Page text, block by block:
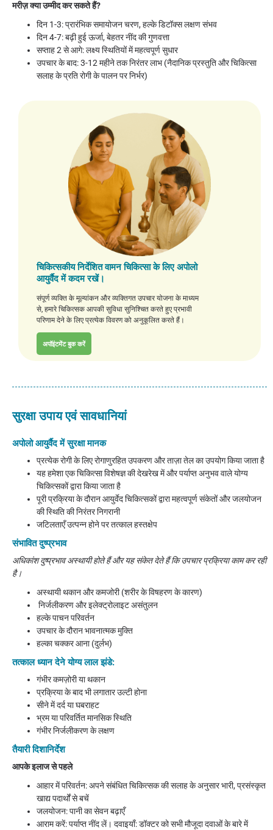
मरीज़ क्या उम्मीद कर सकते हैं?
दिन 1-3: प्रारंभिक समायोजन चरण, हल्के डिटॉक्स लक्षण संभव
दिन 4-7: बढ़ी हुई ऊर्जा, बेहतर नींद की गुणवत्ता
सप्ताह 2 से आगे: लक्ष्य स्थितियों में महत्वपूर्ण सुधार
उपचार के बाद: 3-12 महीने तक निरंतर लाभ (नैदानिक ​​प्रस्तुति और चिकित्सा
सलाह के प्रति रोगी के पालन पर निर्भर)
चिकित्सकीय निर्देशित वामन चिकित्सा के लिए अपोलो
आयुर्वैद में कदम रखें।
संपूर्ण व्यक्ति के मूल्यांकन और व्यक्तिगत उपचार योजना के माध्यम
से, हमारे चिकित्सक आपकी सुविधा सुनिश्चित करते हुए प्रभावी
परिणाम देने के लिए प्रत्येक विवरण को अनुकूलित करते हैं।
अपॉइंटमेंट बुक करें
सुरक्षा उपाय एवं सावधानियां
अपोलो आयुर्वैद में सुरक्षा मानक
प्रत्येक रोगी के लिए रोगाणुरहित उपकरण और ताज़ा तेल का उपयोग किया जाता है
यह हमेशा एक चिकित्सा विशेषज्ञ की देखरेख में और पर्याप्त अनुभव वाले योग्य
चिकित्सकों द्वारा किया जाता है
पूरी प्रक्रिया के दौरान आयुर्वेद चिकित्सकों द्वारा महत्वपूर्ण संकेतों और जलयोजन
की स्थिति की निरंतर निगरानी
जटिलताएँ उत्पन्न होने पर तत्काल हस्तक्षेप
संभावित दुष्प्रभाव
अधिकांश दुष्प्रभाव अस्थायी होते हैं और यह संकेत देते हैं कि उपचार प्रक्रिया काम कर रही
है।
अस्थायी थकान और कमजोरी (शरीर के विषहरण के कारण)
निर्जलीकरण और इलेक्ट्रोलाइट असंतुलन
हल्के पाचन परिवर्तन
उपचार के दौरान भावनात्मक मुक्ति
हल्का चक्कर आना (दुर्लभ)
तत्काल ध्यान देने योग्य लाल झंडे:
गंभीर कमज़ोरी या थकान
प्रक्रिया के बाद भी लगातार उल्टी होना
सीने में दर्द या घबराहट
भ्रम या परिवर्तित मानसिक स्थिति
गंभीर निर्जलीकरण के लक्षण
तैयारी दिशानिर्देश
आपके इलाज से पहले
आहार में परिवर्तन: अपने संबंधित चिकित्सक की सलाह के अनुसार भारी, प्रसंस्कृत
खाद्य पदार्थों से बचें
जलयोजन: पानी का सेवन बढ़ाएँ
आराम करें: पर्याप्त नींद लें। दवाइयाँ: डॉक्टर को सभी मौजूदा दवाओं के बारे में